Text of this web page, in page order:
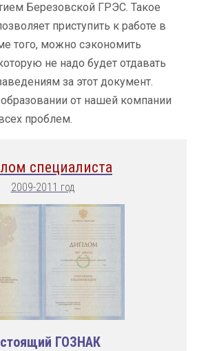
Березовской ГРЭС. Такое
приступить к работе в
того, можно сэкономить
не надо будет отдавать
за этот документ.
от нашей компании
проблем.
специалиста
2009-2011 год
ГОЗНАК